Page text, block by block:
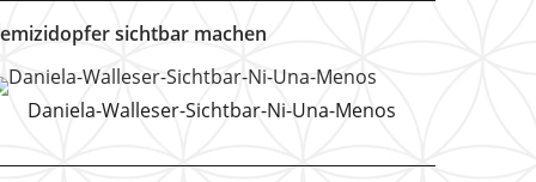
sichtbar machen
Daniela-Walleser-Sichtbar-Ni-Una-Menos